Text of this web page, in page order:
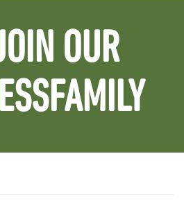
OUR